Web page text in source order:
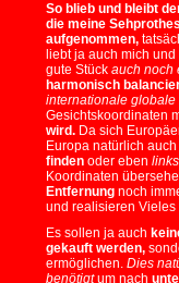
So blieb und bleibt
die meine
aufgenommen,
liebt ja auch mich
gute Stück auch noch
harmonisch
internationale globale
Gesichtskoordinaten
wird. Da sich
Europa natürlich auch
finden oder eben
Koordinaten
Entfernung noch
und realisieren Vieles
Es sollen ja auch
gekauft werden,
ermöglichen. Dies
benötigtum nach